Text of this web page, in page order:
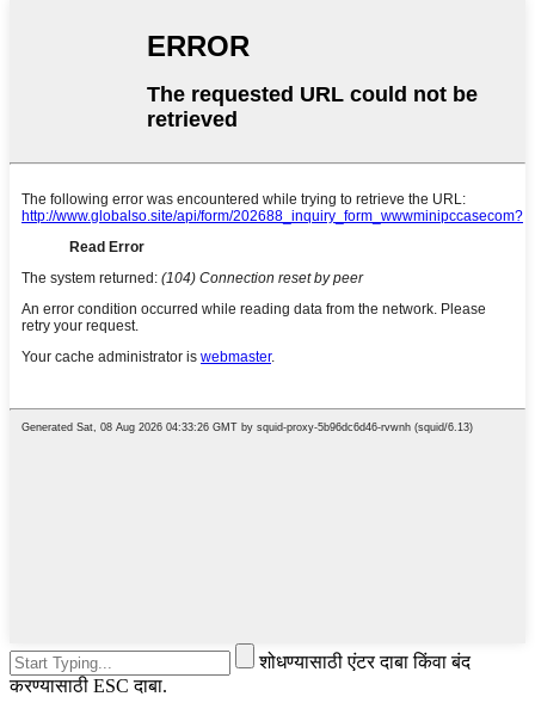
शोधण्यासाठी एंटर दाबा किंवा बंद
करण्यासाठी ESC दाबा.